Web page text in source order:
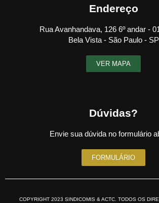
Endereço
Rua Avanhandava, 126 6º andar -
Bela Vista - São Paulo - SP
VER MAPA
Dúvidas?
Envie sua dúvida no formulário
FORMULÁRIO
COPYRIGHT 2023 SINDICOMIS & ACTC. TODOS OS